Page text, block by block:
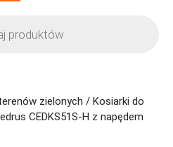
zielonych / Kosiarki do
CEDKS51S-H z napędem